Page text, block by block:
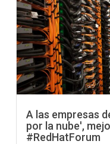
A las empresas
por la nube',
#RedHatForum